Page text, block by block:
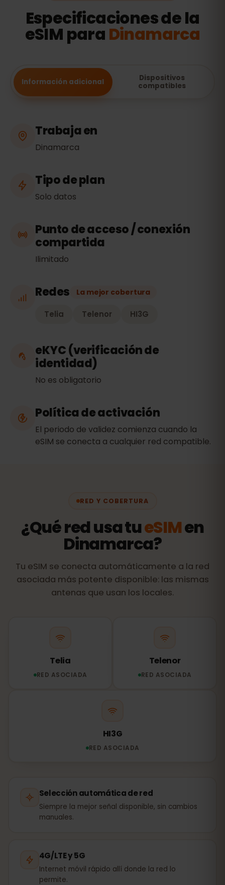
Especificaciones de la
eSIM para Dinamarca
Información adicional
Dispositivos
compatibles
Trabaja en
Dinamarca
Tipo de plan
Solo datos
Punto de acceso / conexión
compartida
Ilimitado
Redes La mejor cobertura
Telia Telenor HI3G
eKYC (verificación de
identidad)
No es obligatorio
Política de activación
El periodo de validez comienza cuando la
eSIM se conecta a cualquier red compatible.
RED Y COBERTURA
¿Qué red usa tueSIMen
Dinamarca?
Tu eSIM se conecta automáticamente a la red
asociada más potente disponible: las mismas
antenas que usan los locales.
Telia
RED ASOCIADA
Telenor
RED ASOCIADA
HI3G
RED ASOCIADA
Selección automática de red
Siempre la mejor señal disponible, sin cambios
manuales.
4G/LTE y 5G
Internet móvil rápido allí donde la red lo
permite.